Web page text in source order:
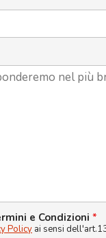
e Condizioni *
Policy ai sensi